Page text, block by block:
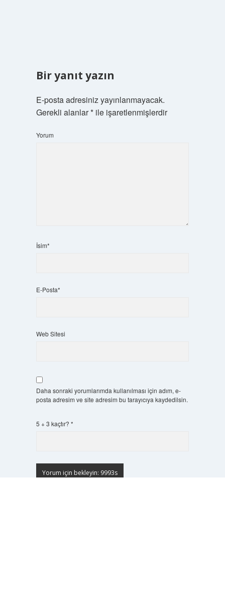
Bir yanıt yazın
E-posta adresiniz yayınlanmayacak.
Gerekli alanlar*ile işaretlenmişlerdir
Yorum
İsim*
E-Posta*
Web Sitesi
Daha sonraki yorumlarımda kullanılması için adım, e-
posta adresim ve site adresim bu tarayıcıya kaydedilsin.
5 + 3 kaçtır? *